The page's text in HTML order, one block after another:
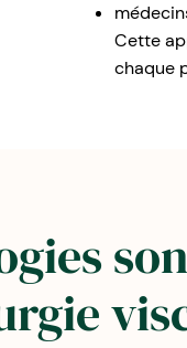
Cette
chaque